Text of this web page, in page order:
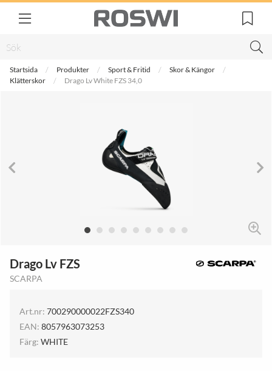
Startsida Produkter Sport & Fritid
Skor & Kängor
Klätterskor
Drago Lv White FZS 34,0
Drago Lv FZS
SCARPA
Art.nr: 700290000022FZS340
EAN: 8057963073253
Färg: WHITE